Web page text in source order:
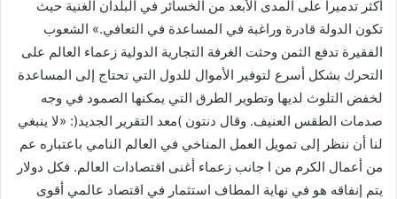
أكثر تدميراً على المدى الأبعد من الخسائر في البلدان الغنية حيث
تكون الدولة قادرة وراغبة في المساعدة في التعافي.» الشعوب
الفقيرة تدفع الثمن وحثت الغرفة التجارية الدولية زعماء العالم على
التحرك بشكل أسرع لتوفير الأموال للدول التي تحتاج إلى المساعدة
لخفض التلوث لديها وتطوير الطرق التي يمكنها الصمود في وجه
صدمات الطقس العنيف. وقال دنتون )معد التقرير الجديد(: «لا ينبغي
لنا أن ننظر إلى تمويل العمل المناخي في العالم النامي باعتباره عم
من أعمال الكرم من ا جانب زعماء أغنى اقتصادات العالم. فكل دولار
يتم إنفاقه هو في نهاية المطاف استثمار في اقتصاد عالمي أقوى